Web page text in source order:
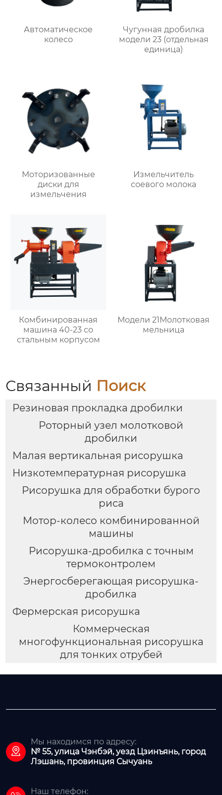
Автоматическое
колесо
Чугунная дробилка
модели 23 (отдельная
единица)
Моторизованные
диски для
измельчения
Измельчитель
соевого молока
Комбинированная
машина 40-23 со
стальным корпусом
Модели 21Молотковая
мельница
Связанный Поиск
Резиновая прокладка дробилки
Роторный узел молотковой
дробилки
Малая вертикальная рисорушка
Низкотемпературная рисорушка
Рисорушка для обработки бурого
риса
Мотор-колесо комбинированной
машины
Рисорушка-дробилка с точным
термоконтролем
Энергосберегающая рисорушка-
дробилка
Фермерская рисорушка
Коммерческая
многофункциональная рисорушка
для тонких отрубей

Мы находимся по адресу:
№ 55, улица Чэнбэй, уезд Цзинъянь, город
Лэшань, провинция Сычуань
Наш телефон: